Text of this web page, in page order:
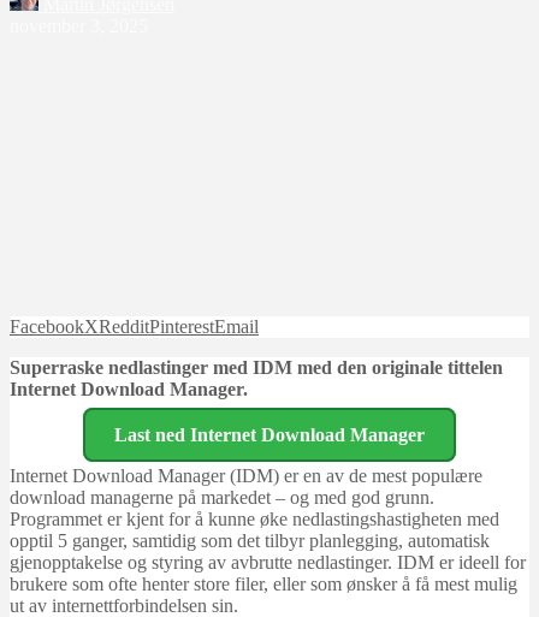
FacebookXRedditPinterestEmail
Superraske nedlastinger med IDM med den originale tittelen
Internet Download Manager.
Last ned Internet Download Manager
Internet Download Manager (IDM) er en av de mest populære
download managerne på markedet – og med god grunn.
Programmet er kjent for å kunne øke nedlastingshastigheten med
opptil 5 ganger, samtidig som det tilbyr planlegging, automatisk
gjenopptakelse og styring av avbrutte nedlastinger. IDM er ideell for
brukere som ofte henter store filer, eller som ønsker å få mest mulig
ut av internettforbindelsen sin.